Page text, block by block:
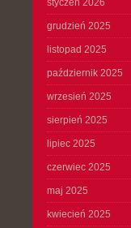
styczeń 2026
grudzień 2025
listopad 2025
październik 2025
wrzesień 2025
sierpień 2025
lipiec 2025
czerwiec 2025
maj 2025
kwiecień 2025